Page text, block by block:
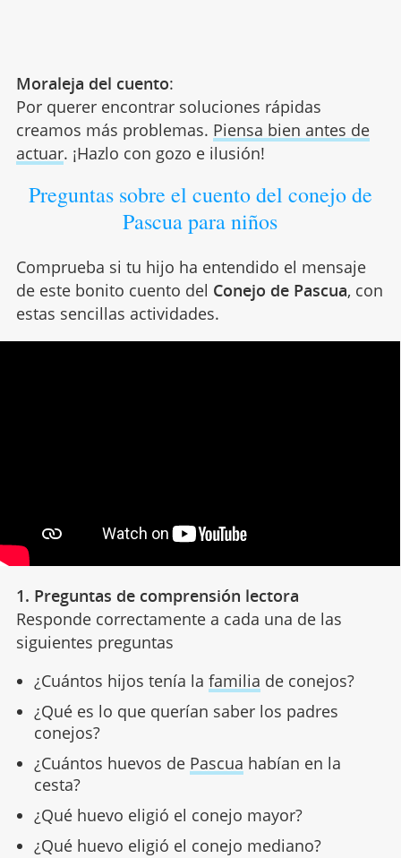
Moraleja del cuento:
Por querer encontrar soluciones rápidas
creamos más problemas. Piensa bien antes de
actuar. ¡Hazlo con gozo e ilusión!
Preguntas sobre el cuento del conejo de
Pascua para niños
Comprueba si tu hijo ha entendido el mensaje
de este bonito cuento del Conejo de Pascua, con
estas sencillas actividades.
1. Preguntas de comprensión lectora
Responde correctamente a cada una de las
siguientes preguntas
¿Cuántos hijos tenía la familia de conejos?
¿Qué es lo que querían saber los padres
conejos?
¿Cuántos huevos de Pascua habían en la
cesta?
¿Qué huevo eligió el conejo mayor?
¿Qué huevo eligió el conejo mediano?